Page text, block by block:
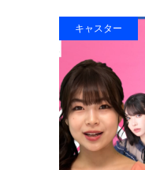
キャスター